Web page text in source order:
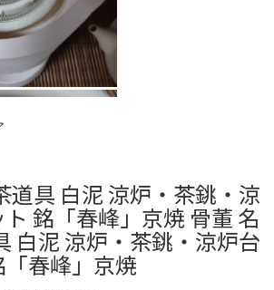
道具 白泥 涼炉・茶銚・涼
銘「春峰」京焼 骨董 名
白泥 涼炉・茶銚・涼炉台
春峰」京焼